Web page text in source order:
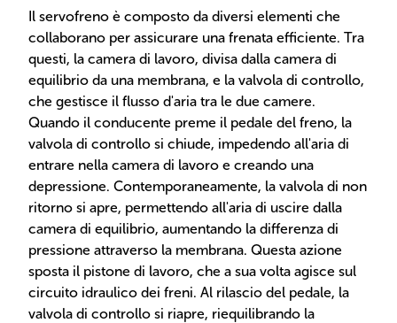
Il servofreno è composto da diversi elementi che
collaborano per assicurare una frenata efficiente. Tra
questi, la camera di lavoro, divisa dalla camera di
equilibrio da una membrana, e la valvola di controllo,
che gestisce il flusso d'aria tra le due camere.
Quando il conducente preme il pedale del freno, la
valvola di controllo si chiude, impedendo all'aria di
entrare nella camera di lavoro e creando una
depressione. Contemporaneamente, la valvola di non
ritorno si apre, permettendo all'aria di uscire dalla
camera di equilibrio, aumentando la differenza di
pressione attraverso la membrana. Questa azione
sposta il pistone di lavoro, che a sua volta agisce sul
circuito idraulico dei freni. Al rilascio del pedale, la
valvola di controllo si riapre, riequilibrando la